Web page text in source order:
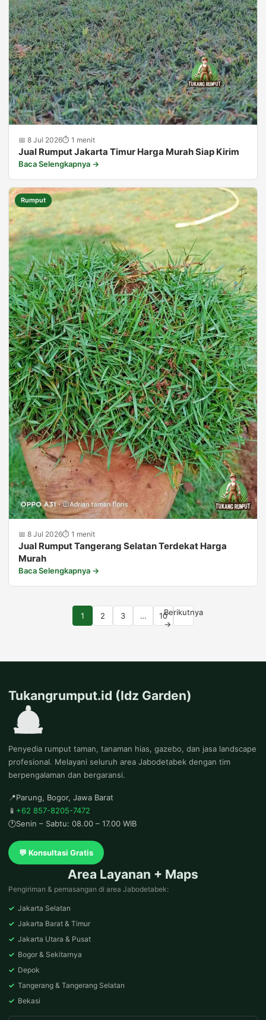
📅 8 Jul 2026⏱ 1 menit
Jual Rumput Jakarta Timur Harga Murah Siap Kirim
Baca Selengkapnya →
Rumput
📅 8 Jul 2026⏱ 1 menit
Jual Rumput Tangerang Selatan Terdekat Harga
Murah
Baca Selengkapnya →
1 2 3 … 10Berikutnya
→
Tukangrumput.id (Idz Garden)
Penyedia rumput taman, tanaman hias, gazebo, dan jasa landscape
profesional. Melayani seluruh area Jabodetabek dengan tim
berpengalaman dan bergaransi.
📍Parung, Bogor, Jawa Barat
📱 +62 857-8205-7472
🕐Senin – Sabtu: 08.00 – 17.00 WIB
💬 Konsultasi Gratis
Area Layanan + Maps
Pengiriman & pemasangan di area Jabodetabek:
✓ Jakarta Selatan
✓ Jakarta Barat & Timur
✓ Jakarta Utara & Pusat
✓ Bogor & Sekitarnya
✓ Depok
✓ Tangerang & Tangerang Selatan
✓ Bekasi